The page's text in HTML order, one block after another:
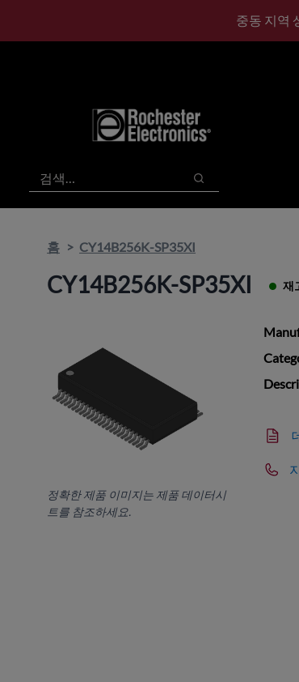
중동 지역
검색
검색
홈 CY14B256K-SP35XI
CY14B256K-SP35XI 재
정확한 제품 이미지는 제품 데이터시
트를 참조하세요.